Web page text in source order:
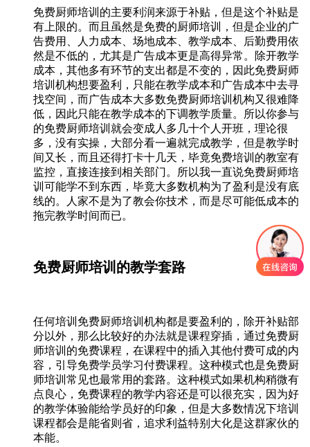
免费厨师培训的主要利润来源于补贴，但是这个补贴是
有上限的。而且虽然是免费的厨师培训，但是企业的广
告费用、人力成本、场地成本、教学成本、后勤费用依
然是不低的，尤其是广告成本更是高得异常。除开教学
成本，其他多有环节的支出都是不变的，因此免费厨师
培训机构想要盈利，只能在教学成本和广告成本中去寻
找空间，而广告成本大多数免费厨师培训机构又很难降
低，因此只能在教学成本的下调教学质量。所以你参与
的免费厨师培训就会变成人多几十个人开班，理论很
多，没有实操，大部分看一遍就完成教学，但是教学时
间又长，而且还得打卡十几天，毕竟免费培训的教室有
监控，直接连接到相关部门。所以我一直说免费厨师培
训可能学不到东西，毕竟大多数机构为了盈利是没有底
线的。人家不是为了教会你技术，而是尽可能低成本的
拖完教学时间而已。
免费厨师培训的教学套路
任何培训免费厨师培训机构都是要盈利的，除开补贴部
分以外，那么比较好的办法就是课程穿插，通过免费厨
师培训的免费课程，在课程中的插入其他付费可成的内
容，引导免费学员学习付费课程。这种模式也是免费厨
师培训常见也最常用的套路。这种模式如果机构稍微有
点良心，免费课程的教学内容还是可以很充实，因为好
的教学体验能给学员好的印象，但是大多数情况下培训
课程都会是能省则省，追求利益特别大化是这群家伙的
本能。